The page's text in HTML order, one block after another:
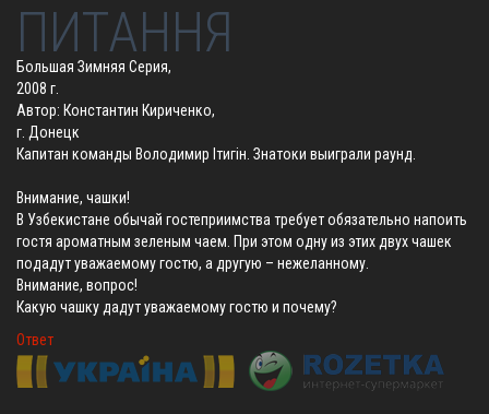
ПИТАННЯ
Большая Зимняя Серия,
2008 г.
Автор: Константин Кириченко,
г. Донецк
Капитан команды Володимир Ітигін. Знатоки выиграли раунд.
Внимание, чашки!
В Узбекистане обычай гостеприимства требует обязательно напоить
гостя ароматным зеленым чаем. При этом одну из этих двух чашек
подадут уважаемому гостю, а другую – нежеланному.
Внимание, вопрос!
Какую чашку дадут уважаемому гостю и почему?
Ответ